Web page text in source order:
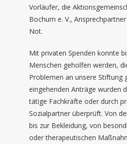
Vorläufer, die
Bochum e. V.,
Not.
Mit privaten Spenden konnte
Menschen geholfen werden,
Problemen an unsere Stiftung
eingehenden Anträge wurden
tätige Fachkräfte oder durch
Sozialpartner überprüft. Von
bis zur Bekleidung, von
oder therapeutischen